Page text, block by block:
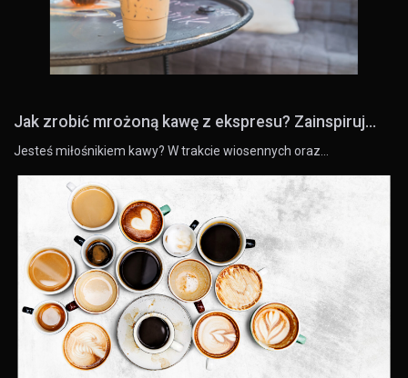
Jak zrobić mrożoną kawę z ekspresu? Zainspiruj...
Jesteś miłośnikiem kawy? W trakcie wiosennych oraz…